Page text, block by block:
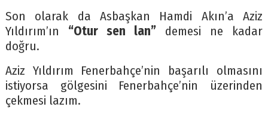
Son olarak da Asbaşkan Hamdi Akın’a Aziz
Yıldırım’ın “Otur sen lan” demesi ne kadar
doğru.
Aziz Yıldırım Fenerbahçe’nin başarılı olmasını
istiyorsa gölgesini Fenerbahçe’nin üzerinden
çekmesi lazım.